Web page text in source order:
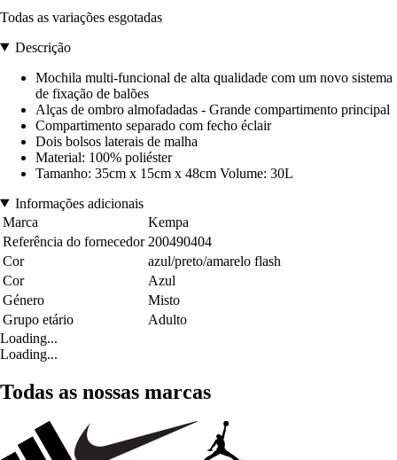
Todas as variações esgotadas
Descrição
Mochila multi-funcional de alta qualidade com um novo sistema
de fixação de balões
Alças de ombro almofadadas - Grande compartimento principal
Compartimento separado com fecho éclair
Dois bolsos laterais de malha
Material: 100% poliéster
Tamanho: 35cm x 15cm x 48cm Volume: 30L
Informações adicionais
Marca
Kempa
Referência do fornecedor 200490404
Cor
azul/preto/amarelo flash
Cor
Azul
Género
Misto
Grupo etário
Adulto
Loading...
Loading...
Todas as nossas marcas